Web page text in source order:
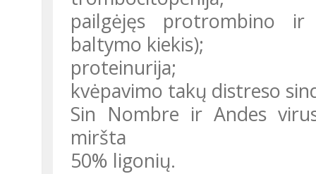
pailgėjęs protrombino ir
baltymo kiekis);
proteinurija;
kvėpavimo takų distreso
Sin Nombre ir Andes
miršta
50% ligonių.